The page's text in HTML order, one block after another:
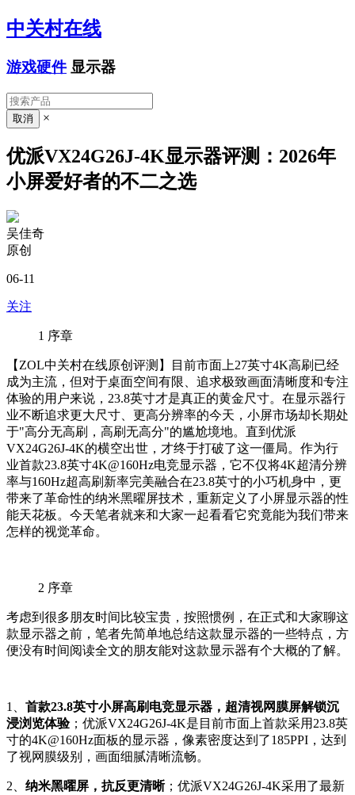
中关村在线
游戏硬件 显示器
×
优派VX24G26J-4K显示器评测：2026年
小屏爱好者的不二之选
吴佳奇
原创
06-11
关注
1 序章
【ZOL中关村在线原创评测】目前市面上27英寸4K高刷已经
成为主流，但对于桌面空间有限、追求极致画面清晰度和专注
体验的用户来说，23.8英寸才是真正的黄金尺寸。在显示器行
业不断追求更大尺寸、更高分辨率的今天，小屏市场却长期处
于"高分无高刷，高刷无高分"的尴尬境地。直到优派
VX24G26J-4K的横空出世，才终于打破了这一僵局。作为行
业首款23.8英寸4K@160Hz电竞显示器，它不仅将4K超清分辨
率与160Hz超高刷新率完美融合在23.8英寸的小巧机身中，更
带来了革命性的纳米黑曜屏技术，重新定义了小屏显示器的性
能天花板。今天笔者就来和大家一起看看它究竟能为我们带来
怎样的视觉革命。
2 序章
考虑到很多朋友时间比较宝贵，按照惯例，在正式和大家聊这
款显示器之前，笔者先简单地总结这款显示器的一些特点，方
便没有时间阅读全文的朋友能对这款显示器有个大概的了解。
1、 首款23.8英寸小屏高刷电竞显示器，超清视网膜屏解锁沉
浸浏览体验；优派VX24G26J-4K是目前市面上首款采用23.8英
寸的4K@160Hz面板的显示器，像素密度达到了185PPI，达到
了视网膜级别，画面细腻清晰流畅。
2、 纳米黑曜屏，抗反更清晰；优派VX24G26J-4K采用了最新